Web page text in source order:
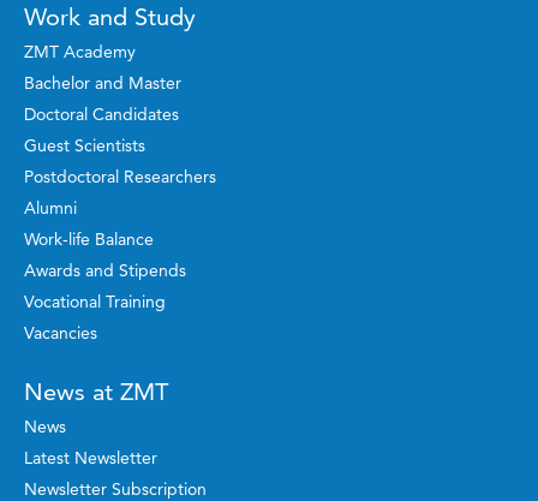
Work and Study
ZMT Academy
Bachelor and Master
Doctoral Candidates
Guest Scientists
Postdoctoral Researchers
Alumni
Work-life Balance
Awards and Stipends
Vocational Training
Vacancies
News at ZMT
News
Latest Newsletter
Newsletter Subscription